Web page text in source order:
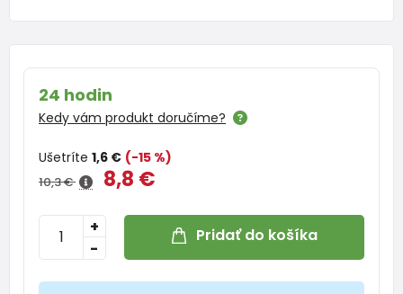
24 hodin
Kedy vám produkt doručíme?
Ušetríte 1,6 € (-15 %)
10,3 € 8,8 €
-
+ Pridať do košíka